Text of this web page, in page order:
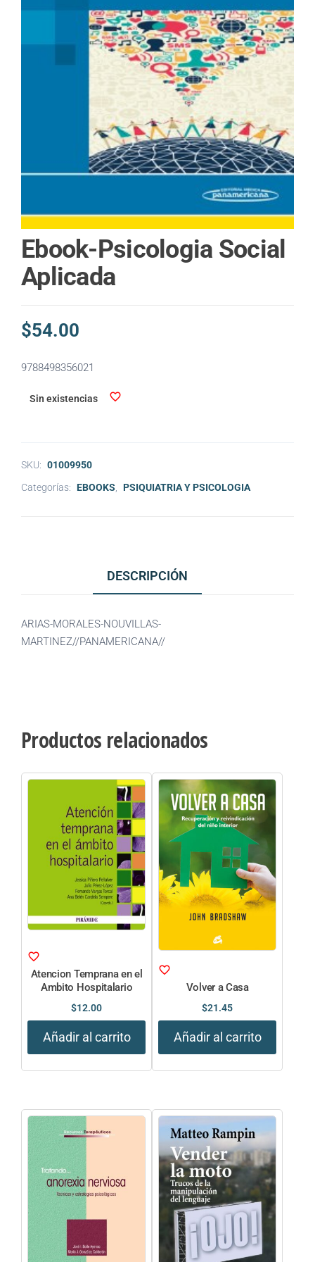
Ebook-Psicologia Social
Aplicada
$54.00
9788498356021
Sin existencias
SKU: 01009950
Categorías: EBOOKS PSIQUIATRIA Y PSICOLOGIA
DESCRIPCIÓN
ARIAS-MORALES-NOUVILLAS-
MARTINEZ//PANAMERICANA//
Productos relacionados
Atencion Temprana en el
Ambito Hospitalario
$12.00
Añadir al carrito
Volver a Casa
$21.45
Añadir al carrito